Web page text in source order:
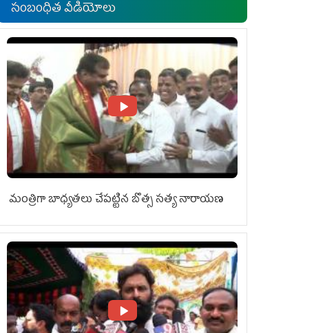
సంబంధిత వీడియోలు
మంత్రిగా బాధ్యతలు చేపట్టిన బొత్స సత్య నారాయణ